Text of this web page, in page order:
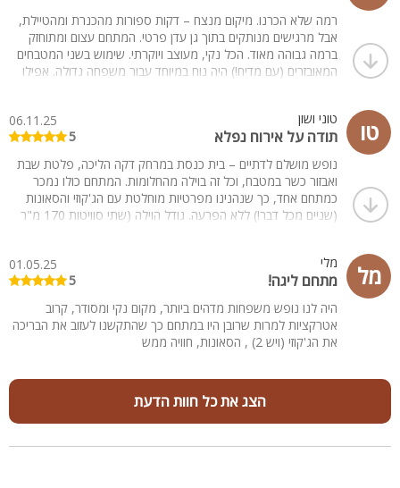
רמה שלא הכרנו. מיקום מנצח – דקות ספורות מהכנרת ומהטיילת,
אבל מרגישים מנותקים בתוך גן עדן פרטי. המתחם עצום ומתוחזק
ברמה גבוהה מאוד. הכל נקי, מעוצב ויוקרתי. שימוש בשני המטבחים
המאובזרים (עם מדיח!) היה נוח במיוחד עבור משפחה גדולה. אפילו
בוודאות
טו טוני ושון
תודה על אירוח נפלא
06.11.25
5
נופש מושלם לדתיים – בית כנסת במרחק דקה הליכה, פלטת שבת
ואבזור כשר במטבח, וכל זה בוילה מהחלומות. המתחם כולו נמכר
כמתחם אחד, כך שנהנינו מפרטיות מוחלטת עם הג'קוזי והסאונות
(שניים מכל דבר!) ללא הפרעה. גודל הוילה (שתי סוויטות 170 מ"ר
מומלץ מאוד
מל מלי
מתחם ליגה!
01.05.25
5
היה לנו נופש משפחות מדהים ביותר, מקום נקי ומסודר, קרוב
אטרקציות למרות שרובן היו במתחם כך שהתקשנו לעזוב את הבריכה
את הג'קוזי (ויש 2) , הסאונות, חוויה ממש
הצג את כל חוות הדעת